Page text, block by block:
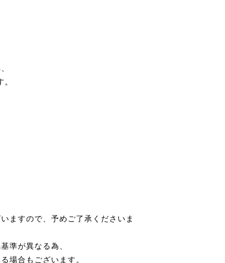
ますので、予めご了承くださいま
準が異なる為、
場合もございます。